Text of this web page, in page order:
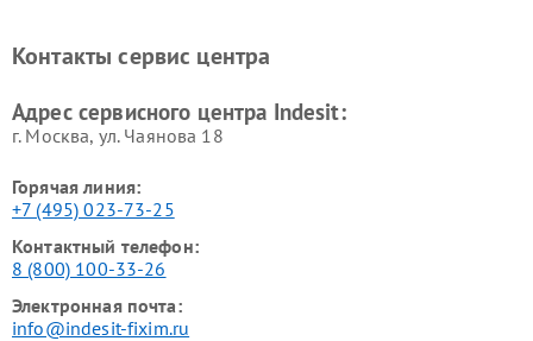
Indesit
Indesit
Контакты сервис центра
Адрес сервисного центра Indesit:
г. Москва, ул. Чаянова 18
Горячая линия:
+7 (495) 023-73-25
Контактный телефон:
8 (800) 100-33-26
Электронная почта:
info@indesit-fixim.ru